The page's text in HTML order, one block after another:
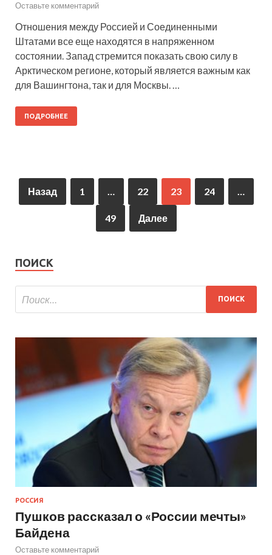
Оставьте комментарий
Отношения между Россией и Соединенными
Штатами все еще находятся в напряженном
состоянии. Запад стремится показать свою силу в
Арктическом регионе, который является важным как
для Вашингтона, так и для Москвы. …
ПОДРОБНЕЕ
Назад 1 … 22 23 24 …
49 Далее
ПОИСК
РОССИЯ
Пушков рассказал о «России мечты»
Байдена
Оставьте комментарий